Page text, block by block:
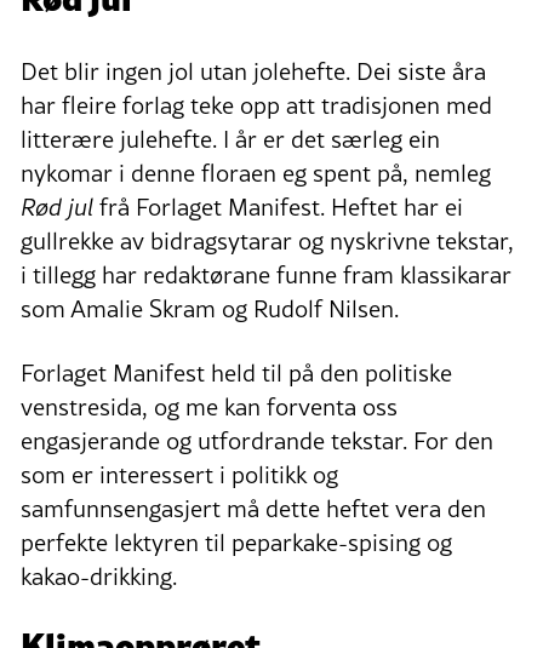
Det blir ingen jol utan jolehefte. Dei siste åra
har fleire forlag teke opp att tradisjonen med
litterære julehefte. I år er det særleg ein
nykomar i denne floraen eg spent på, nemleg
Rød julfrå Forlaget Manifest. Heftet har ei
gullrekke av bidragsytarar og nyskrivne tekstar,
i tillegg har redaktørane funne fram klassikarar
som Amalie Skram og Rudolf Nilsen.
Forlaget Manifest held til på den politiske
venstresida, og me kan forventa oss
engasjerande og utfordrande tekstar. For den
som er interessert i politikk og
samfunnsengasjert må dette heftet vera den
perfekte lektyren til peparkake-spising og
kakao-drikking.